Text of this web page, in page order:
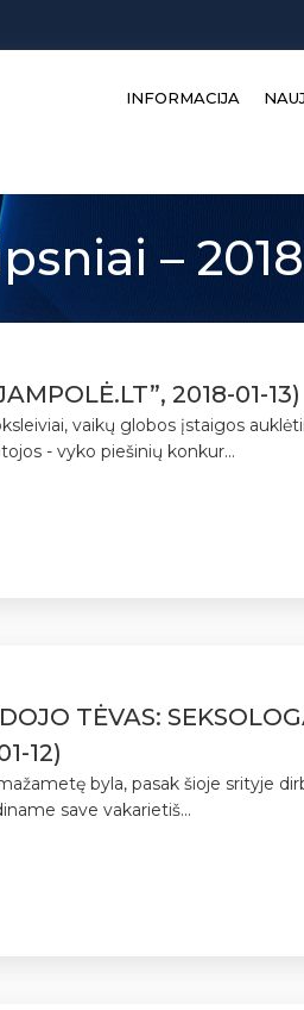
INFORMACIJA
– 2018
2018-01-13)
vaikų globos įstaigos
- vyko piešinių konkur...
TĖVAS:
12)
byla, pasak šioje srityje
save vakarietiš...